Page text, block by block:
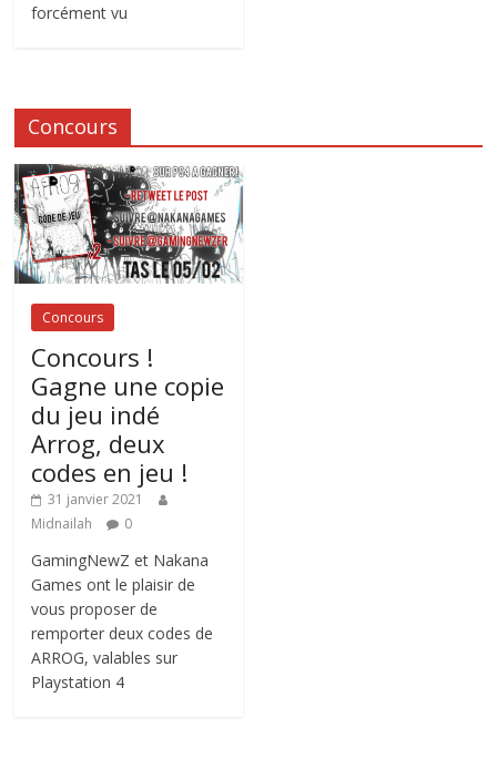
forcément vu
Concours
Concours
Concours !
Gagne une copie
du jeu indé
Arrog, deux
codes en jeu !
31 janvier 2021
Midnailah
0
GamingNewZ et Nakana
Games ont le plaisir de
vous proposer de
remporter deux codes de
ARROG, valables sur
Playstation 4